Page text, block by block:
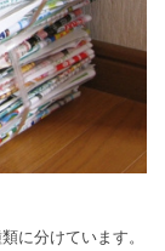
に分けています。